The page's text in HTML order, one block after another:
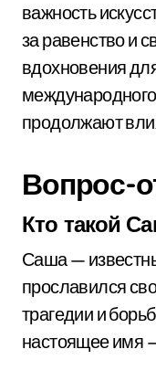
важность
за равенство и
вдохновения
продолжают
Вопрос-
Кто такой
Саша —
прославился
трагедии и
настоящее имя